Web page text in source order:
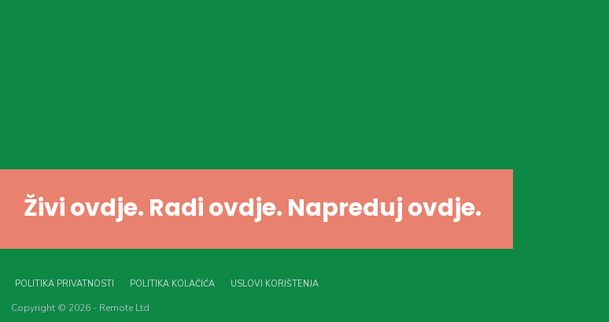
Živi ovdje. Radi ovdje. Napreduj ovdje.
POLITIKA PRIVATNOSTI POLITIKA KOLAČIĆA USLOVI KORIŠTENJA
Copyright © 2026 - Remote Ltd